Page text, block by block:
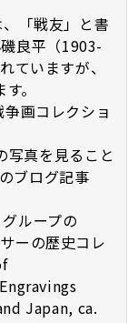
「戦友」と書
良平（1903-
ていますが、
。
画コレクショ
写真を見ること
ブログ記事
ループの
ーの歴史コレ
Japan, ca.